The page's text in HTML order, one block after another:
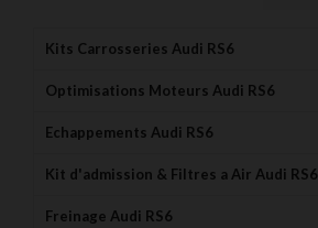
Kits Carrosseries Audi RS6
Optimisations Moteurs Audi RS6
Echappements Audi RS6
Kit d'admission & Filtres a Air Audi RS6
Freinage Audi RS6